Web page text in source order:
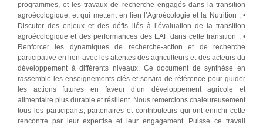
programmes, et les travaux de recherche engagés dans la transition
agroécologique, et qui mettent en lien l’Agroécologie et la Nutrition ; •
Discuter des enjeux et des défis liés à l’évaluation de la transition
agroécologique et des performances des EAF dans cette transition ; •
Renforcer les dynamiques de recherche-action et de recherche
participative en lien avec les attentes des agriculteurs et des acteurs du
développement à différents niveaux. Ce document de synthèse en
rassemble les enseignements clés et servira de référence pour guider
les actions futures en faveur d’un développement agricole et
alimentaire plus durable et résilient. Nous remercions chaleureusement
tous les participants, partenaires et contributeurs qui ont enrichi cette
rencontre par leur expertise et leur engagement. Puisse ce travail